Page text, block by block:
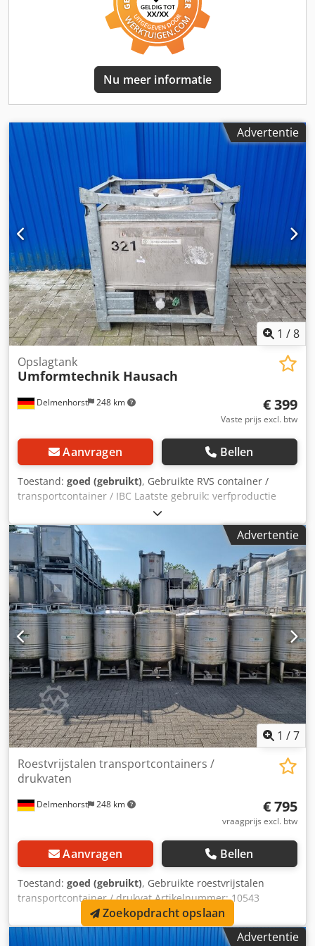
Kogelkraan Afstand afvoer tot vloer: 220mm
Nu meer informatie
Advertentie
1 /8
Delmenhorst 248 km
Opslagtank
Umformtechnik Hausach
€ 399
Vaste prijs excl. btw
Aanvragen Bellen
Toestand: goed (gebruikt), Gebruikte RVS container /
transportcontainer / IBC Laatste gebruik: verfproductie
Artikelnummer: 10861 Inhoud: 445 liter Type: Staand in
gegalvaniseerd stapelframe Materiaal (mediacontact):
1.4301 / AISI304 mangat 400mm Ontwerp: Enkelwandig
Bedrijfsdruk volgens typeplaatje: 0,10 bar Djdpfxev Au Upo
Afqjck Afmetingen container: Totale breedte: 83mm Totale
lengte: 1030mm Totale hoogte: 1160mm Materialen:
Binnenkant: 1.4301 / AISI 304 Buitendelen: Gegalvaniseerd
staal Faciliteiten: Typeplaatje: ja Diameter uitlaat: 50mm
Uitlaatklep: klep Afstand afvoer tot vloer: 220mm
leeggewicht: 138 kg
Advertentie
1 /7
Delmenhorst 248 km
Roestvrijstalen transportcontainers /
drukvaten
€ 795
vraagprijs excl. btw
Aanvragen Bellen
Toestand: goed (gebruikt), Gebruikte roestvrijstalen
transportcontainer / drukvat Artikelnummer: 10543
Hoeveelheid: 13 Laatste gebruik: Voedsel Inhoud: 950 liter
Type: Rechtop op vier poten met vorkheftruck tunnel
Materiaal (bevochtigde onderdelen): 1.4301 / AISI304Advertentie
Zoekopdracht opslaan